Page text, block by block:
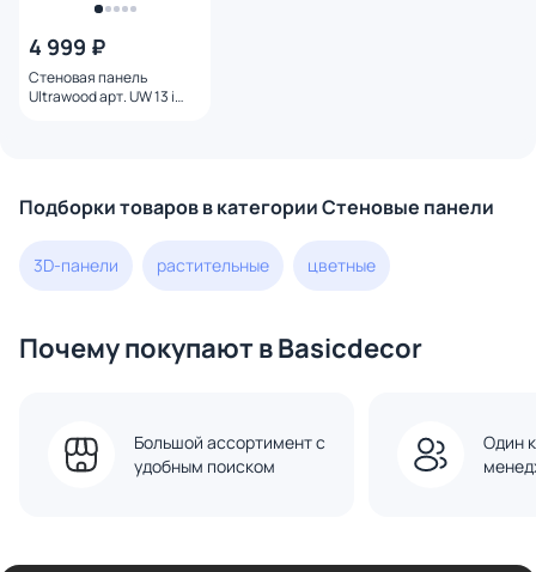
4 999 ₽
Стеновая панель
Ultrawood арт. UW 13 i
Подборки товаров в категории Стеновые панели
3D-панели растительные цветные
Почему покупают в Basicdecor
Большой ассортимент с
удобным поиском
Один